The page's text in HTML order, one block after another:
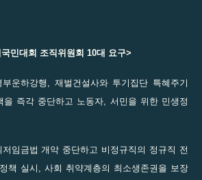
민대회 조직위원회 10대 요구>
운하강행, 재벌건설사와 투기집단 특혜주기
을 즉각 중단하고 노동자, 서민을 위한 민생정
임금법 개악 중단하고 비정규직의 정규직 전
책 실시, 사회 취약계층의 최소생존권을 보장